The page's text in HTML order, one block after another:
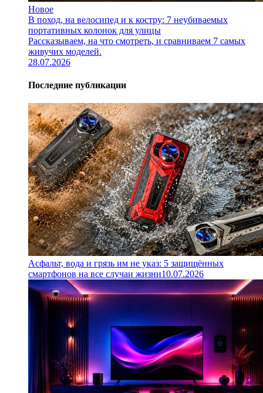
Новое
В поход, на велосипед и к костру: 7 неубиваемых
портативных колонок для улицы
Рассказываем, на что смотреть, и сравниваем 7 самых
живучих моделей.
28.07.2026
Последние публикации
Асфальт, вода и грязь им не указ: 5 защищённых
смартфонов на все случаи жизни10.07.2026